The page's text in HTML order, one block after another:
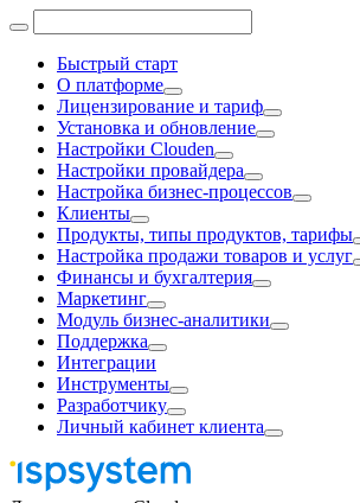
Быстрый старт
О платформе
Лицензирование и тариф
Установка и обновление
Настройки Clouden
Настройки провайдера
Настройка бизнес-процессов
Клиенты
Продукты, типы продуктов, тарифы
Настройка продажи товаров и услуг
Финансы и бухгалтерия
Маркетинг
Модуль бизнес-аналитики
Поддержка
Интеграции
Инструменты
Разработчику
Личный кабинет клиента